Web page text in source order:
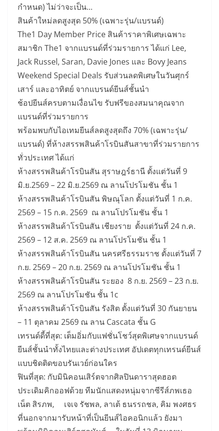
กำหนด) ไม่ว่าจะเป็น…
สินค้าใหม่ลดสูงสุด 50% (เฉพาะรุ่น/แบรนด์)
The1 Day Member Price สินค้าราคาพิเศษเฉพาะ
สมาชิก The1 จากแบรนด์ที่ร่วมรายการ ได้แก่ Lee,
Jack Russel, Saran, Davie Jones และ Bovy Jeans
Weekend Special Deals รับส่วนลดพิเศษในวันศุกร์
เสาร์ และอาทิตย์ จากแบรนด์ยีนส์ชั้นนำ
ช้อปยีนส์ครบตามเงื่อนไข รับฟรีของสมนาคุณจาก
แบรนด์ที่ร่วมรายการ
พร้อมพบกับไอเทมยีนส์ลดสูงสุดถึง 70% (เฉพาะรุ่น/
แบรนด์) ที่ห้างสรรพสินค้าโรบินสันสาขาที่ร่วมรายการ
ทั่วประเทศ ได้แก่
ห้างสรรพสินค้าโรบินสัน สุราษฎร์ธานี ตั้งแต่วันที่ 9
มิ.ย.2569 – 22 มิ.ย.2569 ณ ลานโปรโมชัน ชั้น 1
ห้างสรรพสินค้าโรบินสัน พิษณุโลก ตั้งแต่วันที่ 1 ก.ค.
2569 – 15 ก.ค. 2569 ณ ลานโปรโมชัน ชั้น 1
ห้างสรรพสินค้าโรบินสัน เชียงราย ตั้งแต่วันที่ 24 ก.ค.
2569 – 12 ส.ค. 2569 ณ ลานโปรโมชัน ชั้น 1
ห้างสรรพสินค้าโรบินสัน นครศรีธรรมราช ตั้งแต่วันที่ 7
ก.ย. 2569 – 20 ก.ย. 2569 ณ ลานโปรโมชัน ชั้น 1
ห้างสรรพสินค้าโรบินสัน ระยอง 8 ก.ย. 2569 – 23 ก.ย.
2569 ณ ลานโปรโมชัน ชั้น 1c
ห้างสรรพสินค้าโรบินสัน รังสิต ตั้งแต่วันที่ 30 กันยายน
– 11 ตุลาคม 2569 ณ ลาน Cascata ชั้น G
เทรนด์ดี้ที่สุด: เต็มอิ่มกับแฟชั่นโชว์สุดพิเศษจากแบรนด์
ยีนส์ชั้นนำทั้งไทยและต่างประเทศ อัปเดตทุกเทรนด์ยีนส์
แบบชิดติดขอบรันเวย์ก่อนใคร
ฟินที่สุด: กับมินิคอนเสิร์ตจากศิลปินดาราสุดฮอต
ประเดิมคิกออฟด้วย ทีมนักแสดงหนุ่มจากซีรีส์ภพเธอ
เน็ต สิรภพ, เจเจ รัชพล, ลาเต้ ธนรรถชล, คิม พงศธร
ที่นอกจากมารับหน้าที่เป็นยีนส์ไอคอนิกแล้ว ยังมา